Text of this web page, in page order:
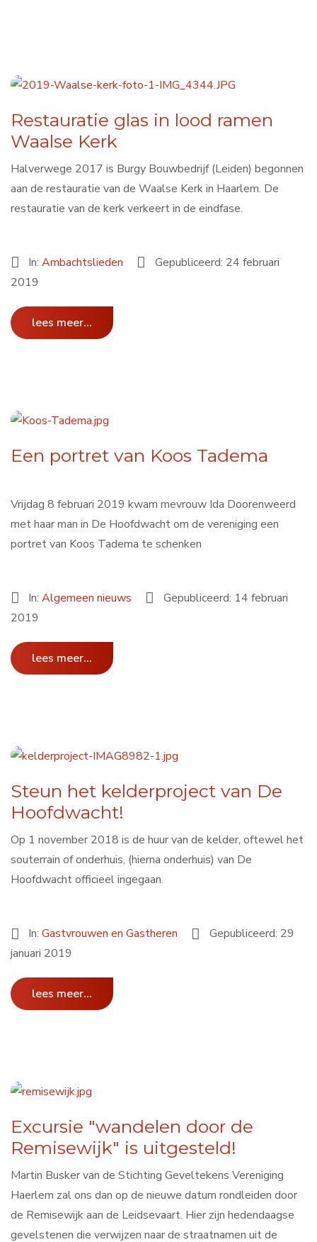
Restauratie glas in lood ramen
Waalse Kerk
Halverwege 2017 is Burgy Bouwbedrijf (Leiden) begonnen
aan de restauratie van de Waalse Kerk in Haarlem. De
restauratie van de kerk verkeert in de eindfase.
In:Ambachtslieden
Gepubliceerd: 24 februari
2019
lees meer...
Een portret van Koos Tadema
Vrijdag 8 februari 2019 kwam mevrouw Ida Doorenweerd
met haar man in De Hoofdwacht om de vereniging een
portret van Koos Tadema te schenken
In:Algemeen nieuws
Gepubliceerd: 14 februari
2019
lees meer...
Steun het kelderproject van De
Hoofdwacht!
Op 1 november 2018 is de huur van de kelder, oftewel het
souterrain of onderhuis, (hierna onderhuis) van De
Hoofdwacht officieel ingegaan.
In:Gastvrouwen en Gastheren
Gepubliceerd: 29
januari 2019
lees meer...
Excursie "wandelen door de
Remisewijk" is uitgesteld!
Martin Busker van de Stichting Geveltekens Vereniging
Haerlem zal ons dan op de nieuwe datum rondleiden door
de Remisewijk aan de Leidsevaart. Hier zijn hedendaagse
gevelstenen die verwijzen naar de straatnamen uit de